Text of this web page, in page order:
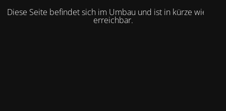
Diese Seite befindet sich im Umbau und ist in kürze wieder
erreichbar.